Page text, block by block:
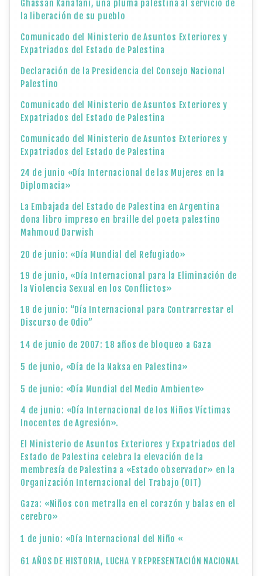
Ghassan Kanafani, una pluma palestina al servicio de
la liberación de su pueblo
Comunicado del Ministerio de Asuntos Exteriores y
Expatriados del Estado de Palestina
Declaración de la Presidencia del Consejo Nacional
Palestino
Comunicado del Ministerio de Asuntos Exteriores y
Expatriados del Estado de Palestina
Comunicado del Ministerio de Asuntos Exteriores y
Expatriados del Estado de Palestina
24 de junio «Día Internacional de las Mujeres en la
Diplomacia»
La Embajada del Estado de Palestina en Argentina
dona libro impreso en braille del poeta palestino
Mahmoud Darwish
20 de junio: «Día Mundial del Refugiado»
19 de junio, «Día Internacional para la Eliminación de
la Violencia Sexual en los Conflictos»
18 de junio: “Día Internacional para Contrarrestar el
Discurso de Odio”
14 de junio de 2007: 18 años de bloqueo a Gaza
5 de junio, «Día de la Naksa en Palestina»
5 de junio: «Día Mundial del Medio Ambiente»
4 de junio: «Día Internacional de los Niños Víctimas
Inocentes de Agresión».
El Ministerio de Asuntos Exteriores y Expatriados del
Estado de Palestina celebra la elevación de la
membresía de Palestina a «Estado observador» en la
Organización Internacional del Trabajo (OIT)
Gaza: «Niños con metralla en el corazón y balas en el
cerebro»
1 de junio: «Día Internacional del Niño «
61 AÑOS DE HISTORIA, LUCHA Y REPRESENTACIÓN NACIONAL